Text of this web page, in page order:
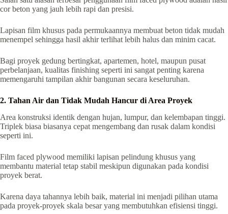
cor beton yang jauh lebih rapi dan presisi.
Lapisan film khusus pada permukaannya membuat beton tidak mudah
menempel sehingga hasil akhir terlihat lebih halus dan minim cacat.
Bagi proyek gedung bertingkat, apartemen, hotel, maupun pusat
perbelanjaan, kualitas finishing seperti ini sangat penting karena
memengaruhi tampilan akhir bangunan secara keseluruhan.
2. Tahan Air dan Tidak Mudah Hancur di Area Proyek
Area konstruksi identik dengan hujan, lumpur, dan kelembapan tinggi.
Triplek biasa biasanya cepat mengembang dan rusak dalam kondisi
seperti ini.
Film faced plywood memiliki lapisan pelindung khusus yang
membantu material tetap stabil meskipun digunakan pada kondisi
proyek berat.
Karena daya tahannya lebih baik, material ini menjadi pilihan utama
pada proyek-proyek skala besar yang membutuhkan efisiensi tinggi.